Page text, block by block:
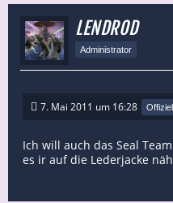
LENDROD
Administrator
7. Mai 2011 um 16:28
Ich will auch das Seal
es ir auf die Lederjacke